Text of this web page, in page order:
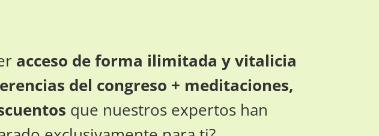
acceso de forma ilimitada y vitalicia
del congreso + meditaciones,
que nuestros expertos han